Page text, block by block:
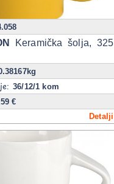
Keramička šolja, 325
36/12/1 kom
€
Detalji